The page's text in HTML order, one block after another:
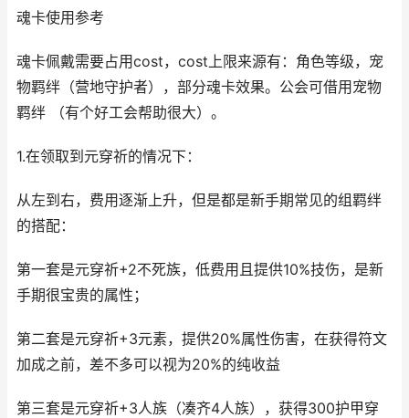
魂卡使用参考
魂卡佩戴需要占用cost，cost上限来源有：角色等级，宠
物羁绊（营地守护者），部分魂卡效果。公会可借用宠物
羁绊 （有个好工会帮助很大）。
1.在领取到元穿祈的情况下：
从左到右，费用逐渐上升，但是都是新手期常见的组羁绊
的搭配：
第一套是元穿祈+2不死族，低费用且提供10%技伤，是新
手期很宝贵的属性；
第二套是元穿祈+3元素，提供20%属性伤害，在获得符文
加成之前，差不多可以视为20%的纯收益
第三套是元穿祈+3人族（凑齐4人族），获得300护甲穿